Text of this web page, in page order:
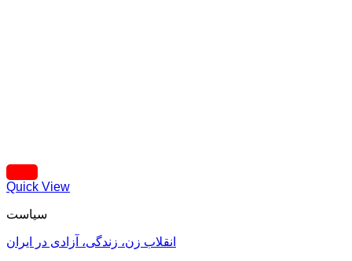
Quick View
سیاست
انقلاب زن، زندگی، آزادی در ایران